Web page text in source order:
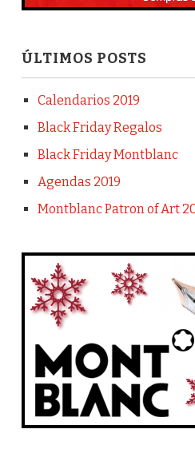
ÚLTIMOS POSTS
Calendarios 2019
Black Friday Regalos
Black Friday Montblanc
Agendas 2019
Montblanc Patron of Art